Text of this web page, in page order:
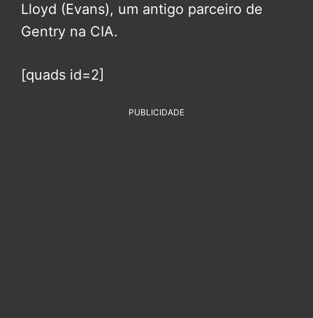
Lloyd (Evans), um antigo parceiro de
Gentry na CIA.
[quads id=2]
PUBLICIDADE